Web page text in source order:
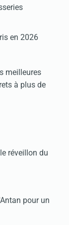
en 2026
meilleures
à plus de
réveillon du
pour un